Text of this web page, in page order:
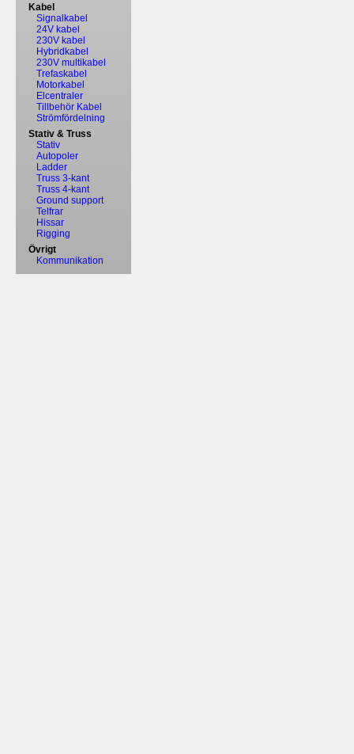
Kabel
Signalkabel
24V kabel
230V kabel
Hybridkabel
230V multikabel
Trefaskabel
Motorkabel
Elcentraler
Tillbehör Kabel
Strömfördelning
Stativ & Truss
Stativ
Autopoler
Ladder
Truss 3-kant
Truss 4-kant
Ground support
Telfrar
Hissar
Rigging
Övrigt
Kommunikation